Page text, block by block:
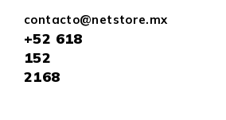
contacto@netstore.mx
+52 618
152
2168